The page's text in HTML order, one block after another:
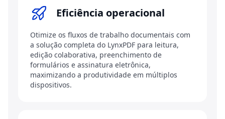
Eficiência operacional
Otimize os fluxos de trabalho documentais com
a solução completa do LynxPDF para leitura,
edição colaborativa, preenchimento de
formulários e assinatura eletrônica,
maximizando a produtividade em múltiplos
dispositivos.